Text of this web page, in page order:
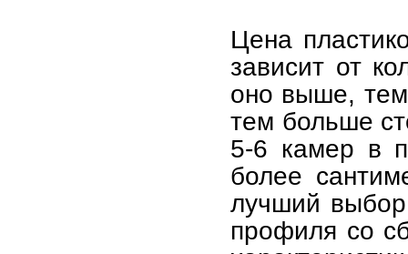
Цена
зависит от
оно выше, тем
тем больше
5-6 камер в
более
лучший выбор
профиля со